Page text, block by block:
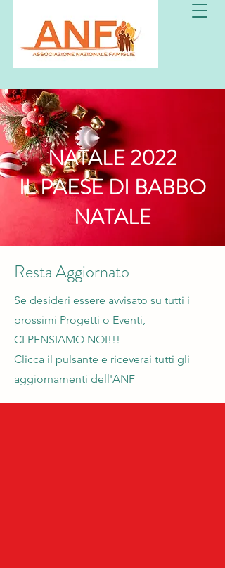
NATALE 2022
IL PAESE DI BABBO
NATALE
Resta Aggiornato
Se desideri essere avvisato su tutti i
prossimi Progetti o Eventi,
CI PENSIAMO NOI!!!
Clicca il pulsante e riceverai tutti gli
aggiornamenti dell'ANF